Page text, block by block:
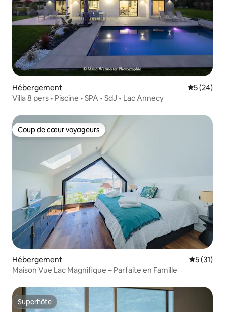
Hébergement
5 (24)
Villa 8 pers • Piscine • SPA • SdJ • Lac Annecy
Coup de cœur voyageurs
Coup de cœur voyageurs
Hébergement
5 (31)
Maison Vue Lac Magnifique – Parfaite en Famille
Superhôte
Superhôte